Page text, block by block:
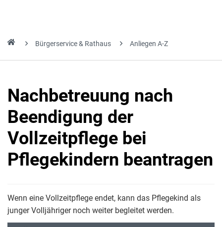
Bürgerservice & Rathaus Anliegen A-Z
Nachbetreuung nach
Beendigung der
Vollzeitpflege bei
Pflegekindern beantragen
Wenn eine Vollzeitpflege endet, kann das Pflegekind als
junger Volljähriger noch weiter begleitet werden.